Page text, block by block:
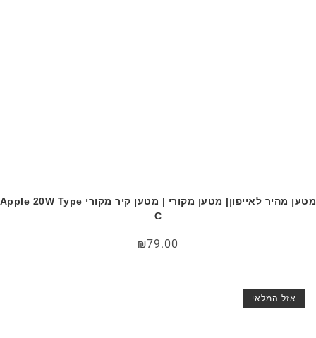
מטען מהיר לאייפון| מטען מקורי | מטען קיר מקורי Apple 20W Type
C
₪79.00
אזל המלאי